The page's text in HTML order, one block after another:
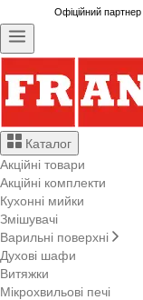
Офіційний партнер
Каталог
Акційні товари
Акційні комплекти
Кухонні мийки
Змішувачі
Варильні поверхні
Духові шафи
Витяжки
Мікрохвильові печі